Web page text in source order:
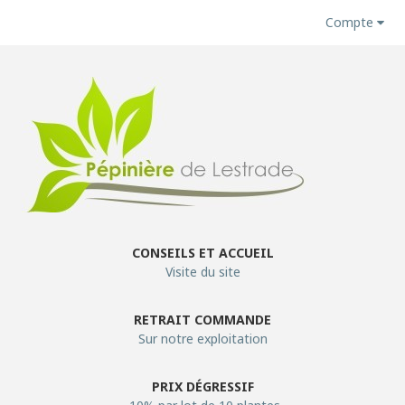
Compte
CONSEILS ET ACCUEIL
Visite du site
RETRAIT COMMANDE
Sur notre exploitation
PRIX DÉGRESSIF